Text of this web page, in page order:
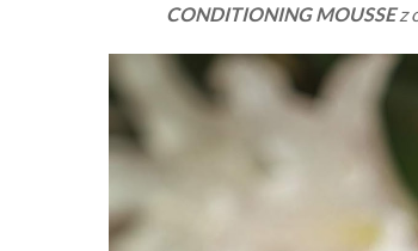
CONDITIONING MOUSSEz